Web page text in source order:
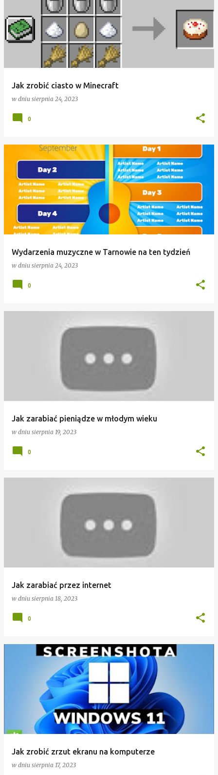
Jak zrobić ciasto w Minecraft
w dniu sierpnia 24, 2023
0
Wydarzenia muzyczne w Tarnowie na ten tydzień
w dniu sierpnia 24, 2023
0
Jak zarabiać pieniądze w młodym wieku
w dniu sierpnia 19, 2023
0
Jak zarabiać przez internet
w dniu sierpnia 18, 2023
0
Jak zrobić zrzut ekranu na komputerze
w dniu sierpnia 17, 2023